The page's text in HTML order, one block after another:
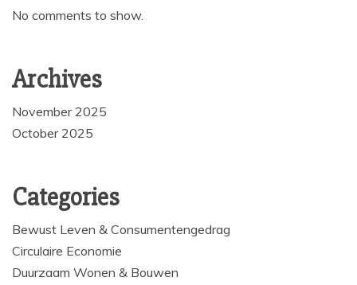
No comments to show.
Archives
November 2025
October 2025
Categories
Bewust Leven & Consumentengedrag
Circulaire Economie
Duurzaam Wonen & Bouwen